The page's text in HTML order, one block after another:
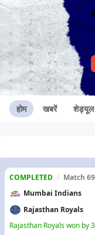
होम खबरें शेड्यूल
COMPLETED / Match 69
Mumbai Indians
Rajasthan Royals
Rajasthan Royals won by